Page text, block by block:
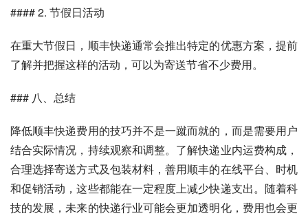
#### 2. 节假日活动
在重大节假日，顺丰快递通常会推出特定的优惠方案，提前
了解并把握这样的活动，可以为寄送节省不少费用。
### 八、总结
降低顺丰快递费用的技巧并不是一蹴而就的，而是需要用户
结合实际情况，持续观察和调整。了解快递业内运费构成，
合理选择寄送方式及包装材料，善用顺丰的在线平台、时机
和促销活动，这些都能在一定程度上减少快递支出。随着科
技的发展，未来的快递行业可能会更加透明化，费用也会更